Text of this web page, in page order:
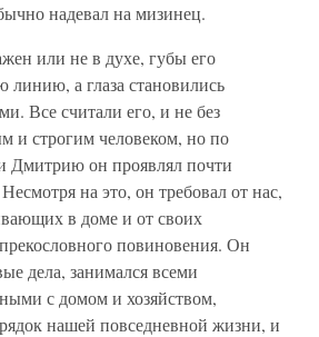
надевал на мизинец.
или не в духе, губы его
а глаза становились
Все считали его, и не без
и строгим человеком, но по
Дмитрию он проявлял почти
на это, он требовал от нас,
в доме и от своих
повиновения. Он
дела, занимался всеми
с домом и хозяйством,
нашей повседневной жизни, и